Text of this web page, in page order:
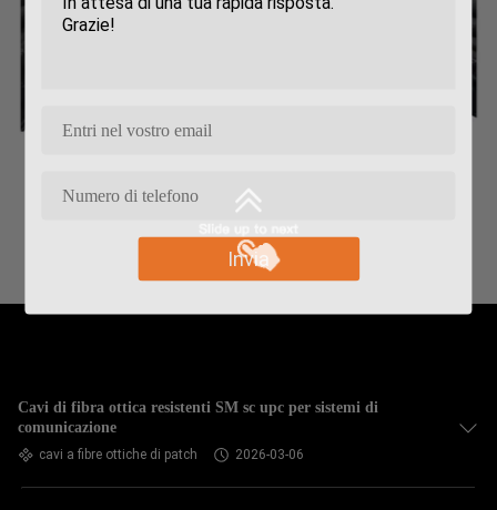
Invia
Cavi di fibra ottica resistenti SM sc upc per sistemi di
comunicazione
cavi a fibre ottiche di patch 2026-03-06